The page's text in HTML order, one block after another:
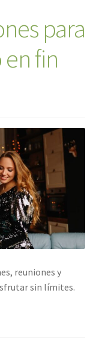
para
fin
reuniones y
sin límites.